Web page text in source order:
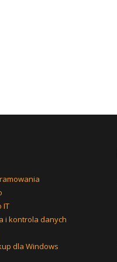
IT
i kontrola danych
dla Windows